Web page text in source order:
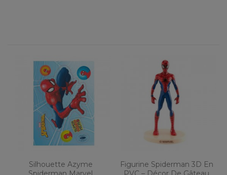
Silhouette Azyme
Figurine Spiderman 3D En